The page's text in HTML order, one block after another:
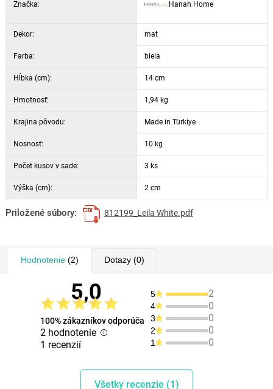
Značka: Hanah Home
Dekor: mat
Farba: biela
Hĺbka (cm): 14 cm
Hmotnosť: 1,94 kg
Krajina pôvodu: Made in Türkiye
Nosnosť: 10 kg
Počet kusov v sade: 3 ks
Výška (cm): 2 cm
Priložené súbory: 812199_Leila White.pdf
Hodnotenie(2) Dotazy(0)
5,0
100% zákazníkov odporúča
2 hodnotenie
1 recenzií
5 2
4 0
3 0
2 0
1 0
Všetky recenzie (1)